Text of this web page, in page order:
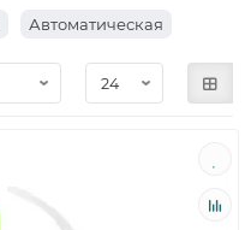
Автоматическая